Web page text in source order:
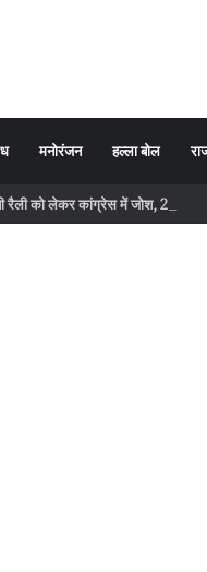
मनोरंजन हल्ला बोल
रैली को लेकर कांग्रेस में जोश, 2027